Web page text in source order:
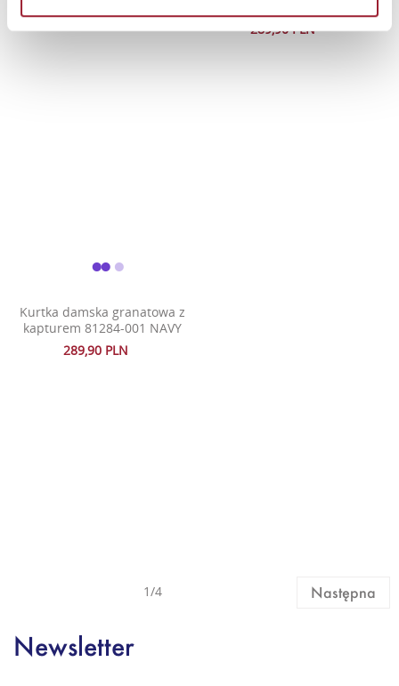
289,90 PLN
289,90 PLN
Kurtka damska granatowa z
kapturem 81284-001 NAVY
289,90 PLN
Następna
1/4
Newsletter